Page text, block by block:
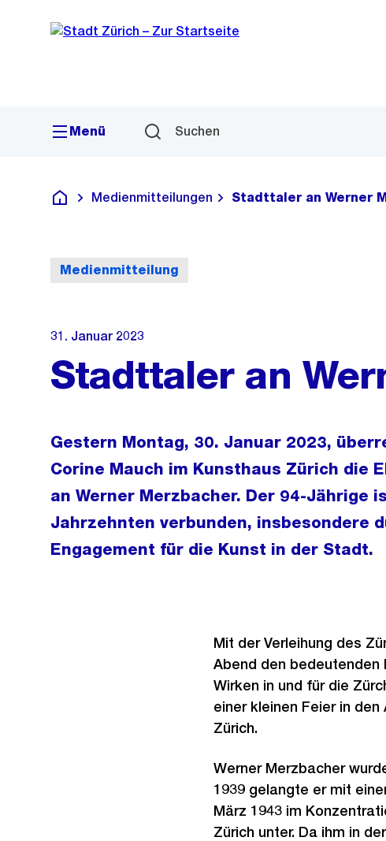
Navigation
Sprunglink
Menü Suchen
Deutsch
Medienmitteilungen Stadttaler an Werner
Medienmitteilung
31. Januar 2023
Stadttaler an
Gestern Montag, 30. Januar 2023,
Corine Mauch im Kunsthaus Zürich die
an Werner Merzbacher. Der 94-Jährige
Jahrzehnten verbunden, insbesondere
Engagement für die Kunst in der Stadt.
Mit der Verleihung des
Abend den bedeutenden
Wirken in und für die
einer kleinen Feier in
Zürich.
Werner Merzbacher
1939 gelangte er mit
März 1943 im
Zürich unter. Da ihm in